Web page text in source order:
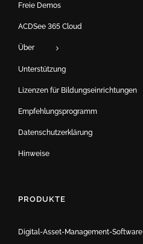
Freie Demos
ACDSee 365 Cloud
Über
Unterstützung
Lizenzen für Bildungseinrichtungen
Empfehlungsprogramm
Datenschutzerklärung
Hinweise
PRODUKTE
Digital-Asset-Management-Software